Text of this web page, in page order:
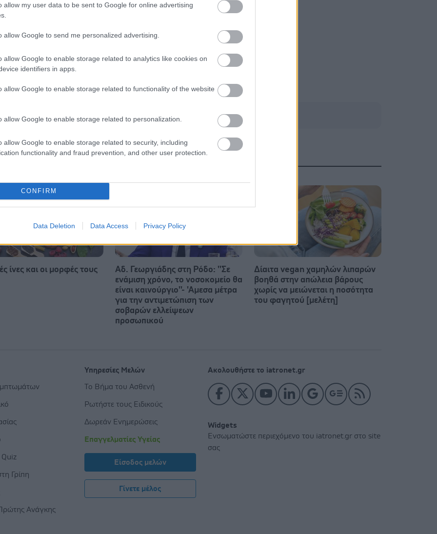
allow my user data to be sent to Google for online advertising
allow Google to send me personalized advertising.
allow Google to enable storage related to analytics like cookies on
identifiers in apps.
allow Google to enable storage related to functionality of the website
allow Google to enable storage related to personalization.
allow Google to enable storage related to security, including
functionality and fraud prevention, and other user protection.
CONFIRM
Data Deletion Data Access Privacy Policy
ίνες και οι μορφές τους
Αδ. Γεωργιάδης στη Ρόδο: ''Σε
ενάμιση χρόνο, το νοσοκομείο θα
είναι καινούργιο''- 'Αμεσα μέτρα
για την αντιμετώπιση των
σοβαρών ελλείψεων
προσωπικού
Δίαιτα vegan χαμηλών λιπαρών
βοηθά στην απώλεια βάρους
χωρίς να μειώνεται η ποσότητα
του φαγητού [μελέτη]
Ακολουθήστε το iatronet.gr
Widgets
Ενσωματώστε περιεχόμενο του iatronet.gr στο site
σας
Quiz
Γρίπη
Ανάγκης
Υπηρεσίες Μελών
Το Βήμα του Ασθενή
Ρωτήστε τους Ειδικούς
Δωρεάν Ενημερώσεις
Επαγγελματίες Υγείας
Είσοδος μελών
Γίνετε μέλος